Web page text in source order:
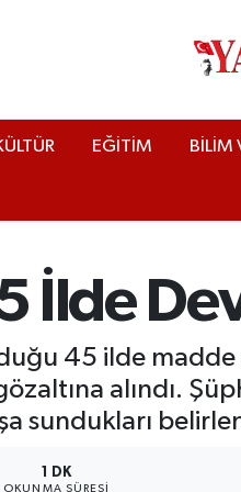
EĞİTİM BİLİM
İlde
45 ilde
alındı.
sundukları
1 DK
OKUNMA SÜRESI